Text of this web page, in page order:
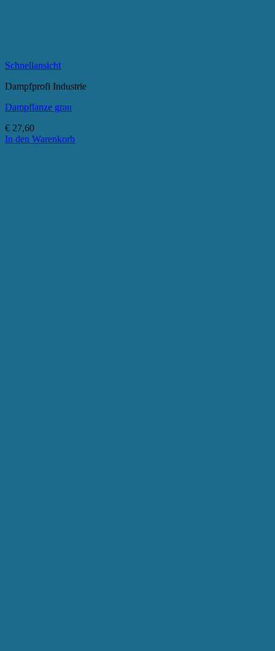
Schnellansicht
Dampfprofi Industrie
Dampflanze grau
€ 27,60
In den Warenkorb